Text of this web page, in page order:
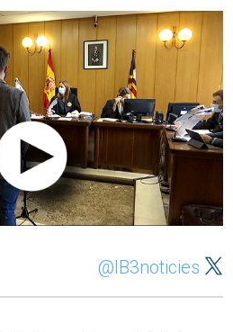
@IB3noticies